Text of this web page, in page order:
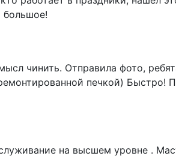
большое!
чинить. Отправила фото,
печкой) Быстро!
на высшем уровне .